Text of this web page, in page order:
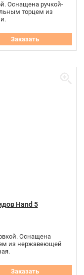
Оснащена ручкой-
торцем из
Заказать
Hand 5
Оснащена
из нержавеющей
Заказать